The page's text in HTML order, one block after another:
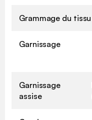
Grammage du tissu
Garnissage
Garnissage
assise